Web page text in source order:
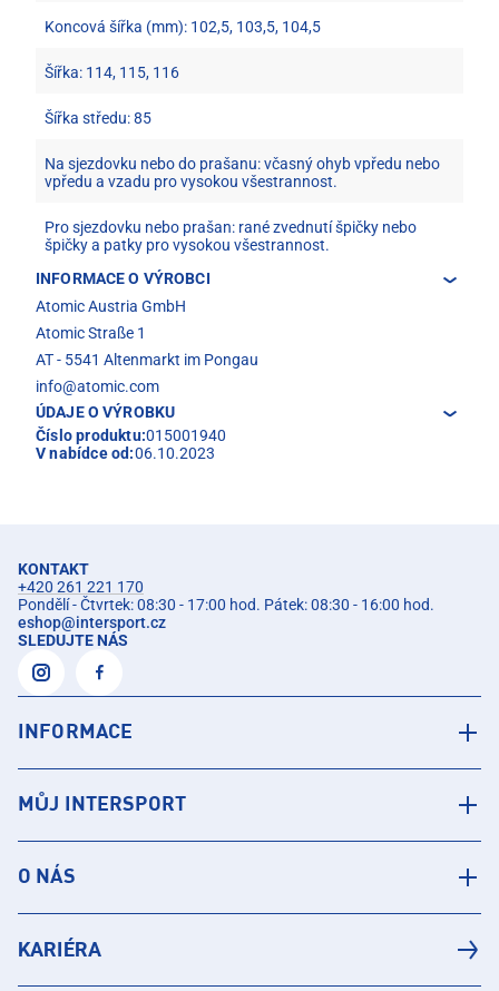
Koncová šířka (mm): 102,5, 103,5, 104,5
Šířka: 114, 115, 116
Šířka středu: 85
Na sjezdovku nebo do prašanu: včasný ohyb vpředu nebo
vpředu a vzadu pro vysokou všestrannost.
Pro sjezdovku nebo prašan: rané zvednutí špičky nebo
špičky a patky pro vysokou všestrannost.
INFORMACE O VÝROBCI
Atomic Austria GmbH
Atomic Straße 1
AT - 5541 Altenmarkt im Pongau
info@atomic.com
ÚDAJE O VÝROBKU
Číslo produktu:015001940
V nabídce od:06.10.2023
KONTAKT
+420 261 221 170
Pondělí - Čtvrtek: 08:30 - 17:00 hod. Pátek: 08:30 - 16:00 hod.
eshop@intersport.cz
SLEDUJTE NÁS
INFORMACE
MŮJ INTERSPORT
O NÁS
KARIÉRA